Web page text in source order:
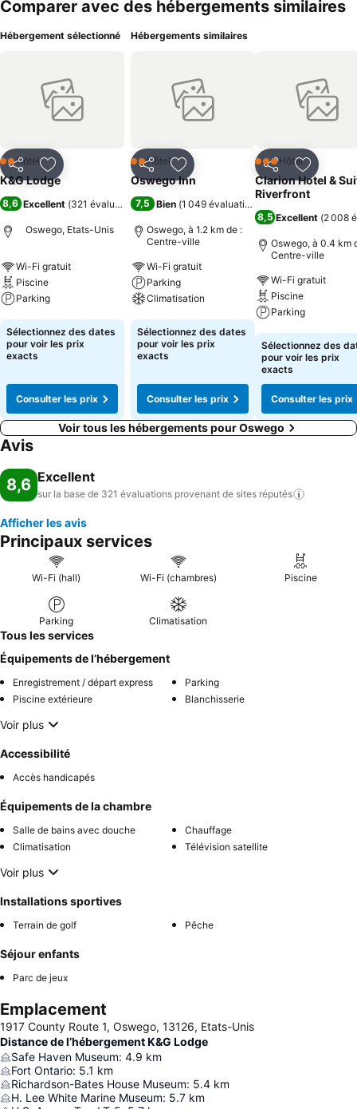
Comparer avec des hébergements similaires
Hébergement sélectionné
PartagerAjouter à mes favoris
2 Étoiles
Hôtel
K&G Lodge
8,6 Excellent (321 évaluations)
Oswego, Etats-Unis
Wi-Fi gratuit
Piscine
Parking
Consulter les prix
Sélectionnez des dates
pour voir les prix
exacts
Consulter les prix
Hébergements similaires
PartagerAjouter à mes favoris
2 Étoiles
Hôtel
Oswego Inn
7,5 Bien (1 049 évaluations
Oswego, à 1.2 km de :
Centre-ville
Wi-Fi gratuit
Parking
Climatisation
Consulter les prix
Sélectionnez des dates
pour voir les prix
exacts
Consulter les prix
PartagerAjouter
3 ÉtoilesHôtel
Clarion Hotel &
Riverfront
8,5 Excellent (2 008
Oswego, à 0.4 km
Centre-ville
Wi-Fi gratuit
Piscine
Parking
Consulter les
Sélectionnez des
pour voir les prix
exacts
Consulter les prix
Voir tous les hébergements pour Oswego
Avis
8,6 Excellent
sur la base de 321 évaluations provenant de sites réputés
Afficher les avis
Principaux services
Wi-Fi (hall) Wi-Fi (chambres) Piscine
Parking Climatisation
Tous les services
Équipements de l’hébergement
Enregistrement / départ express
Parking
Piscine extérieure
Blanchisserie
Voir plus
Accessibilité
Accès handicapés
Équipements de la chambre
Salle de bains avec douche
Chauffage
Climatisation
Télévision satellite
Voir plus
Installations sportives
Terrain de golf Pêche
Séjour enfants
Parc de jeux
Emplacement
1917 County Route 1, Oswego, 13126, Etats-Unis
Distance de l’hébergement K&G Lodge
Safe Haven Museum: 4.9 km
Fort Ontario: 5.1 km
Richardson-Bates House Museum: 5.4 km
H. Lee White Marine Museum: 5.7 km